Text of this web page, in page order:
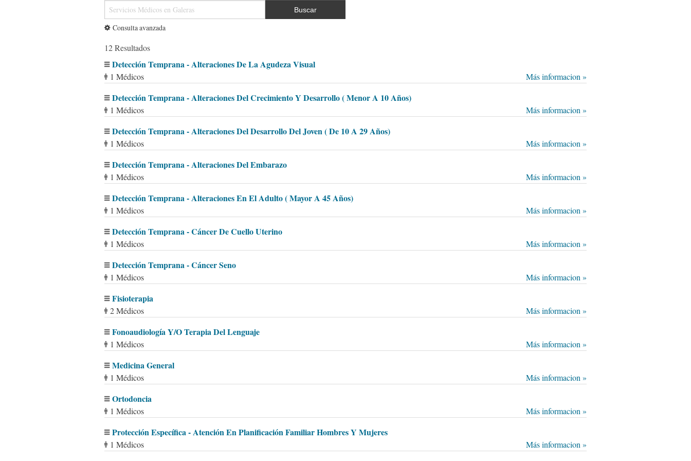
Buscar
Consulta avanzada
12 Resultados
Detección Temprana - Alteraciones De La Agudeza Visual
1 Médicos Más informacion »
Detección Temprana - Alteraciones Del Crecimiento Y Desarrollo ( Menor A 10 Años)
1 Médicos Más informacion »
Detección Temprana - Alteraciones Del Desarrollo Del Joven ( De 10 A 29 Años)
1 Médicos Más informacion »
Detección Temprana - Alteraciones Del Embarazo
1 Médicos Más informacion »
Detección Temprana - Alteraciones En El Adulto ( Mayor A 45 Años)
1 Médicos Más informacion »
Detección Temprana - Cáncer De Cuello Uterino
1 Médicos Más informacion »
Detección Temprana - Cáncer Seno
1 Médicos Más informacion »
Fisioterapia
2 Médicos Más informacion »
Fonoaudiología Y/O Terapia Del Lenguaje
1 Médicos Más informacion »
Medicina General
1 Médicos Más informacion »
Ortodoncia
1 Médicos Más informacion »
Protección Específica - Atención En Planificación Familiar Hombres Y Mujeres
1 Médicos Más informacion »